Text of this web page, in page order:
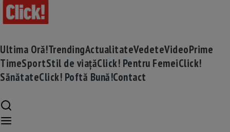
Ultima Oră!TrendingActualitateVedeteVideoPrime
TimeSportStil de viațăClick! Pentru FemeiClick!
SănătateClick! Poftă Bună!Contact